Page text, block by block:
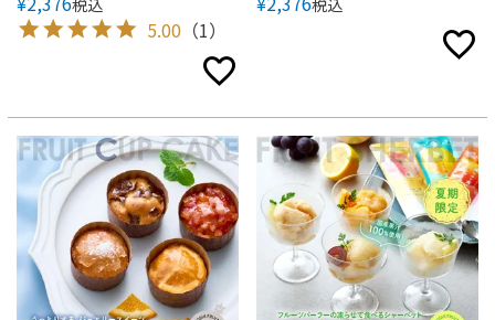
5.00 （1）